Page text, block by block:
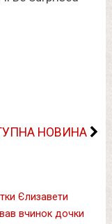
НОВИНА
Єлизавети
вчинок дочки